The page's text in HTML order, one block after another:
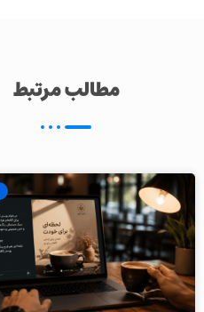
مطالب مرتبط